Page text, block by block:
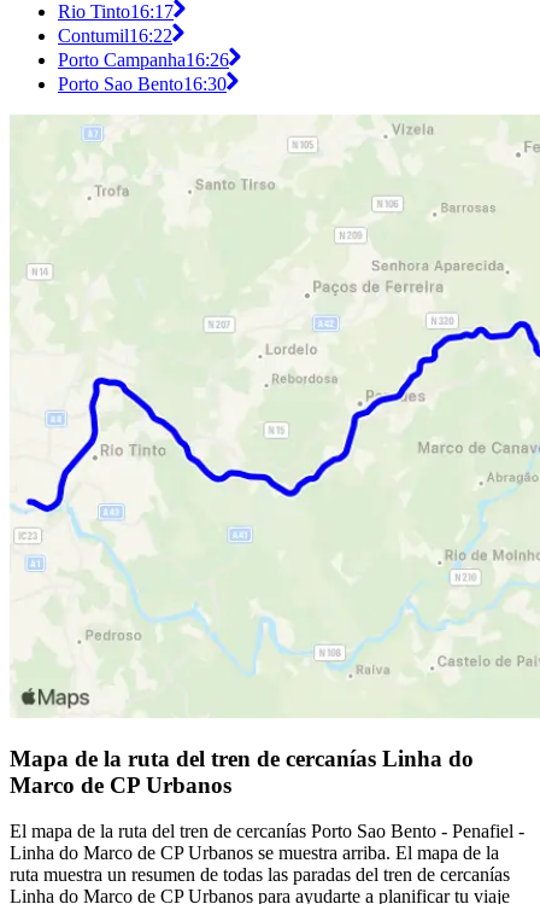
Rio Tinto16:17
Contumil16:22
Porto Campanha16:26
Porto Sao Bento16:30
Mapa de la ruta del tren de cercanías Linha do
Marco de CP Urbanos
El mapa de la ruta del tren de cercanías Porto Sao Bento - Penafiel -
Linha do Marco de CP Urbanos se muestra arriba. El mapa de la
ruta muestra un resumen de todas las paradas del tren de cercanías
Linha do Marco de CP Urbanos para ayudarte a planificar tu viaje